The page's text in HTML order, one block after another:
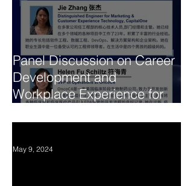
Panel Discussion on Career
Development and
Workplace Experience for
华人科技人员职业发展与职
场经验座谈会 May 18，2024
May 9, 2024